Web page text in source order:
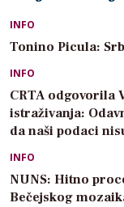
INFO
Tonino Picula:
INFO
CRTA odgovorila
istraživanja:
da naši podaci
INFO
NUNS: Hitno
Bečejskog